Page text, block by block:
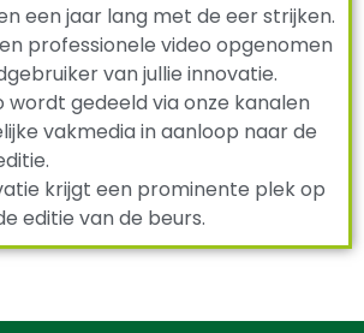
een jaar lang met de eer strijken.
professionele video opgenomen
van jullie innovatie.
wordt gedeeld via onze kanalen
vakmedia in aanloop naar de
krijgt een prominente plek op
editie van de beurs.